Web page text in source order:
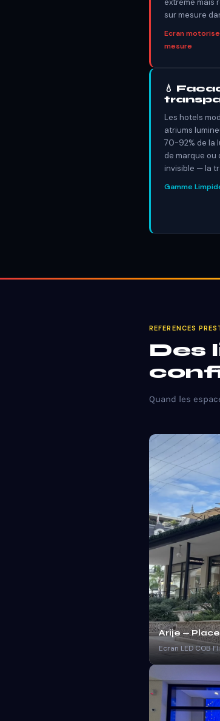
extreme mais
sur mesure
Ecran
mesure
💧
Les hotels
atriums
70-92% de la
de marque ou
invisible — la
Gamme
REFERENCES
Des
Quand les
Arije —
Ecran LED COB